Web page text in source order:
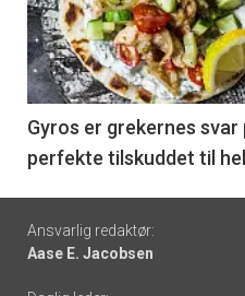
nå
-
6
Gyros er grekernes
perfekte tilskuddet til
Footer
-
Ansvarlig redaktør:
Aase E. Jacobsen